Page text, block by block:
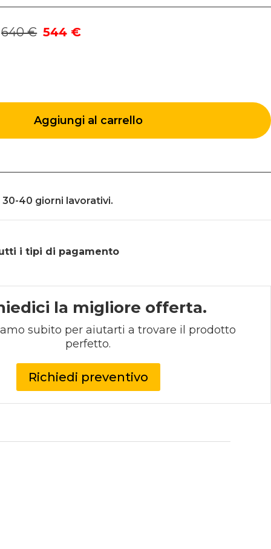
640 € 544 €
Aggiungi al carrello
30-40 giorni lavorativi.
i tipi di pagamento
la migliore offerta.
subito per aiutarti a trovare il prodotto
perfetto.
Richiedi preventivo